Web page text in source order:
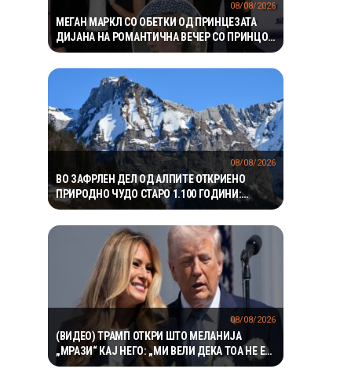
МЕГАН МАРКЛ СО ОБЕТКИ ОД ПРИНЦЕЗАТА
ДИЈАНА НА РОМАНТИЧНА ВЕЧЕР СО ПРИНЦОТ
ХАРИ ВО КАНАДА
08/08/2026
ВО ЗАФРЛЕН ДЕЛ ОД АЛПИТЕ ОТКРИЕНО
ПРИРОДНО ЧУДО СТАРО 1.100 ГОДИНИ:
НИКОЈ НЕ ЗНАЕ КАКО СЕ НАШЛО ТАМУ
08/08/2026
(ВИДЕО) ТРАМП ОТКРИ ШТО МЕЛАНИЈА
„МРАЗИ“ КАЈ НЕГО: „МИ ВЕЛИ ДЕКА ТОА НЕ Е
ПРЕТСЕДАТЕЛСКО“
08/08/2026